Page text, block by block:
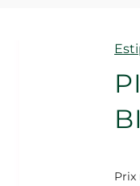
Prix